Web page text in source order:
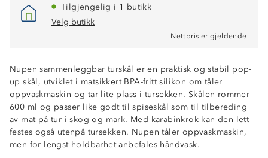
Tilgjengelig i 1 butikk
Velg butikk
Nettpris er gjeldende.
Nupen sammenleggbar turskål er en praktisk og stabil pop-
up skål, utviklet i matsikkert BPA-fritt silikon om tåler
oppvaskmaskin og tar lite plass i tursekken. Skålen rommer
600 ml og passer like godt til spiseskål som til tilbereding
av mat på tur i skog og mark. Med karabinkrok kan den lett
festes også utenpå tursekken. Nupen tåler oppvaskmaskin,
men for lengst holdbarhet anbefales håndvask.